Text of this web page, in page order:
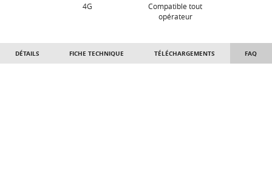
4G
Compatible tout
opérateur
DÉTAILS FICHE TECHNIQUE TÉLÉCHARGEMENTS FAQ